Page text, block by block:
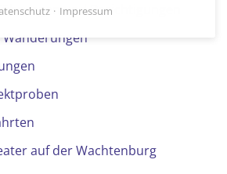
und Besichtigungen
auf der Wachtenburg
Impressum